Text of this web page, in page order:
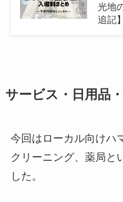
光地
追記
サービス・日用品
今回はローカル向けハ
クリーニング、薬局と
した。